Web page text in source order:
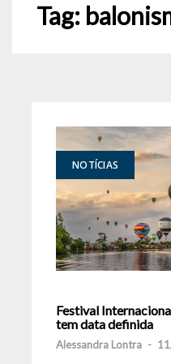
Tag:
NOTÍCIAS
Festival
tem data definida
Alessandra Lontra -